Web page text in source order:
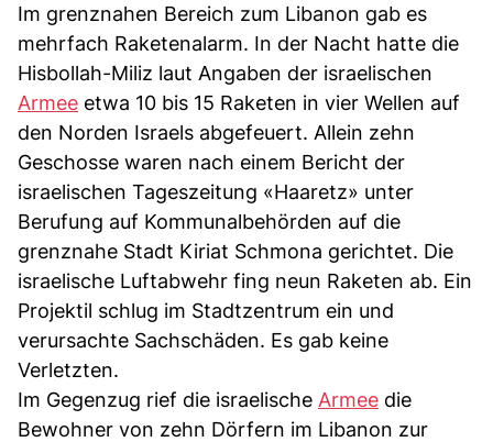
Im grenznahen Bereich zum Libanon gab es
mehrfach Raketenalarm. In der Nacht hatte die
Hisbollah-Miliz laut Angaben der israelischen
Armee etwa 10 bis 15 Raketen in vier Wellen auf
den Norden Israels abgefeuert. Allein zehn
Geschosse waren nach einem Bericht der
israelischen Tageszeitung «Haaretz» unter
Berufung auf Kommunalbehörden auf die
grenznahe Stadt Kiriat Schmona gerichtet. Die
israelische Luftabwehr fing neun Raketen ab. Ein
Projektil schlug im Stadtzentrum ein und
verursachte Sachschäden. Es gab keine
Verletzten.
Im Gegenzug rief die israelische Armee die
Bewohner von zehn Dörfern im Libanon zur